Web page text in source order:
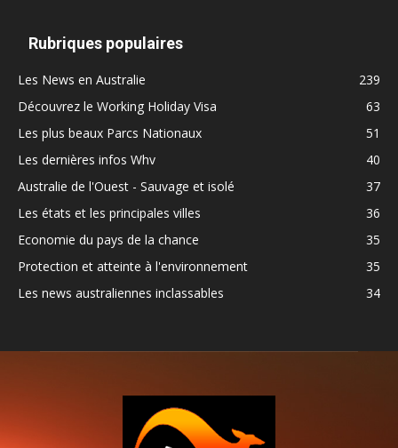
Rubriques populaires
Les News en Australie
239
Découvrez le Working Holiday Visa
63
Les plus beaux Parcs Nationaux
51
Les dernières infos Whv
40
Australie de l'Ouest - Sauvage et isolé
37
Les états et les principales villes
36
Economie du pays de la chance
35
Protection et atteinte à l'environnement
35
Les news australiennes inclassables
34